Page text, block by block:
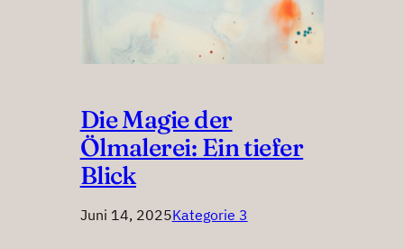
Die Magie der
Ölmalerei: Ein tiefer
Blick
Juni 14, 2025Kategorie 3